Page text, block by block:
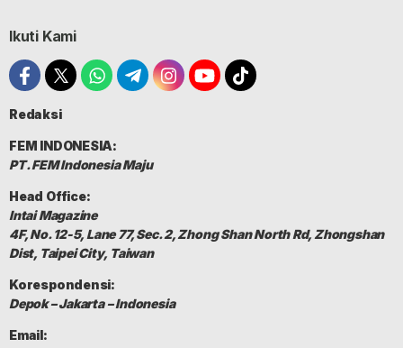
Ikuti Kami
Redaksi
FEM INDONESIA:
PT. FEM Indonesia Maju
Head Office:
Intai Magazine
4F, No. 12-5, Lane 77, Sec. 2, Zhong Shan North Rd, Zhongshan
Dist, Taipei City, Taiwan
Korespondensi:
Depok – Jakarta – Indonesia
Email: